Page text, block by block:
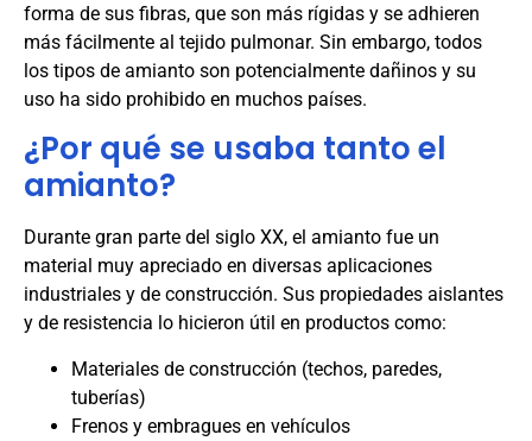
forma de sus fibras, que son más rígidas y se adhieren
más fácilmente al tejido pulmonar. Sin embargo, todos
los tipos de amianto son potencialmente dañinos y su
uso ha sido prohibido en muchos países.
¿Por qué se usaba tanto el
amianto?
Durante gran parte del siglo XX, el amianto fue un
material muy apreciado en diversas aplicaciones
industriales y de construcción. Sus propiedades aislantes
y de resistencia lo hicieron útil en productos como:
Materiales de construcción (techos, paredes,
tuberías)
Frenos y embragues en vehículos